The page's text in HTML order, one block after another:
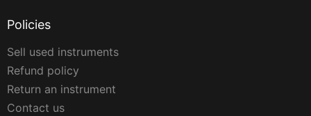
Policies
Sell used instruments
Refund policy
Return an instrument
Contact us